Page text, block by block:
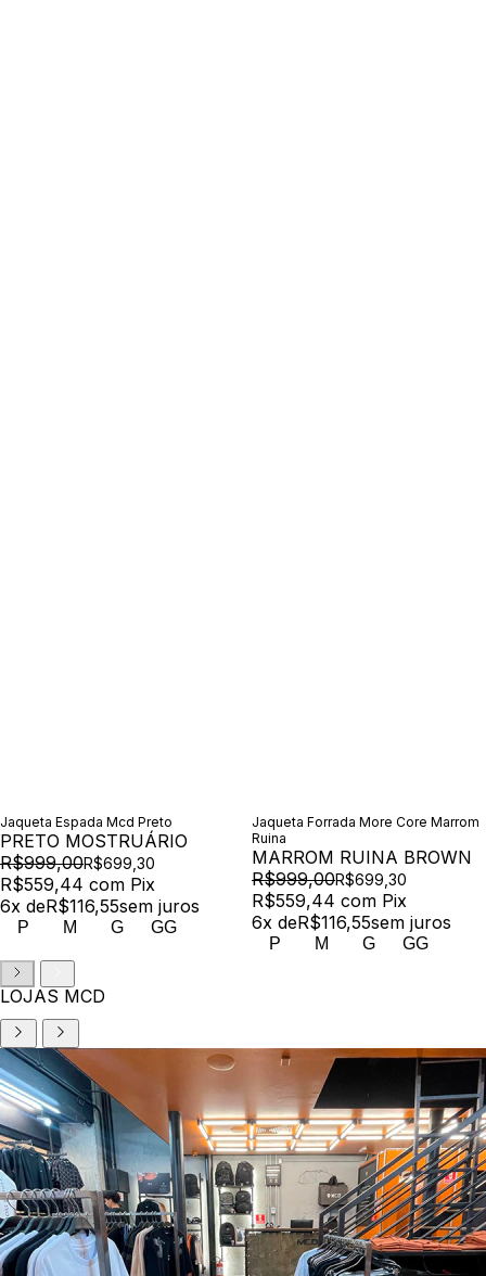
Jaqueta Espada Mcd Preto
PRETO MOSTRUÁRIO
R$999,00R$699,30
R$559,44 com Pix
6x deR$116,55sem juros
P M G GG
Jaqueta Forrada More Core Marrom
Ruina
MARROM RUINA BROWN
R$999,00R$699,30
R$559,44 com Pix
6x deR$116,55sem juros
P M G GG
LOJAS MCD